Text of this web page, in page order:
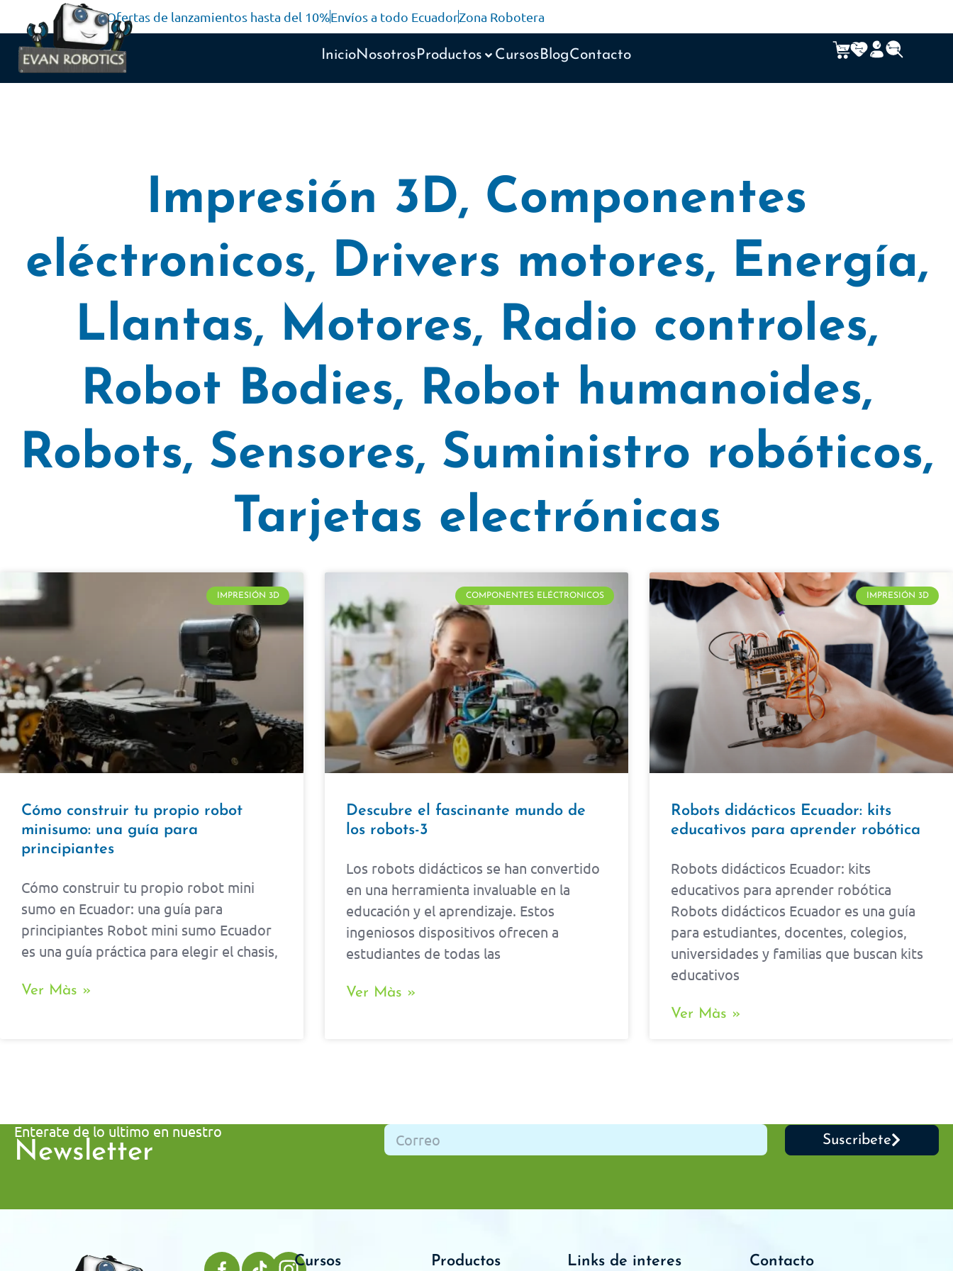
Ofertas de lanzamientos hasta del 10%Envíos a todo EcuadorZona Robotera
InicioNosotros Productos Cursos BlogContacto
Impresión 3D, Componentes
eléctronicos, Drivers motores, Energía,
Llantas, Motores, Radio controles,
Robot Bodies, Robot humanoides,
Robots, Sensores, Suministro robóticos,
Tarjetas electrónicas
IMPRESIÓN 3D
Cómo construir tu propio robot
minisumo: una guía para
principiantes
Cómo construir tu propio robot mini
sumo en Ecuador: una guía para
principiantes Robot mini sumo Ecuador
es una guía práctica para elegir el chasis,
Ver Màs »
COMPONENTES ELÉCTRONICOS
Descubre el fascinante mundo de
los robots-3
Los robots didácticos se han convertido
en una herramienta invaluable en la
educación y el aprendizaje. Estos
ingeniosos dispositivos ofrecen a
estudiantes de todas las
Ver Màs »
IMPRESIÓN 3D
Robots didácticos Ecuador: kits
educativos para aprender robótica
Robots didácticos Ecuador: kits
educativos para aprender robótica
Robots didácticos Ecuador es una guía
para estudiantes, docentes, colegios,
universidades y familias que buscan kits
educativos
Ver Màs »
Enterate de lo ultimo en nuestro
Newsletter Suscribete
Cursos Productos Links de interes Contacto